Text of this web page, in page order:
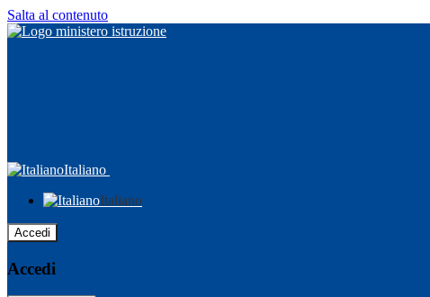
Salta al contenuto
Italiano
Italiano
Accedi
Accedi